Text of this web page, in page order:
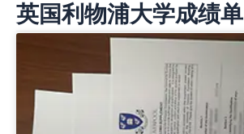
英国利物浦大学成绩单